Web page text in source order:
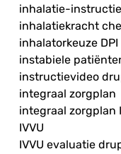
inhalatie-
inhalatiekracht
inhalatorkeuze DPI
instabiele
instructievideo
integraal zorgplan
integraal zorgplan
IVVU
IVVU evaluatie